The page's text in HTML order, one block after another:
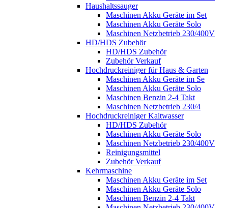
Haushaltssauger
Maschinen Akku Geräte im Set
Maschinen Akku Geräte Solo
Maschinen Netzbetrieb 230/400V
HD/HDS Zubehör
HD/HDS Zubehör
Zubehör Verkauf
Hochdruckreiniger für Haus & Garten
Maschinen Akku Geräte im Se
Maschinen Akku Geräte Solo
Maschinen Benzin 2-4 Takt
Maschinen Netzbetrieb 230/4
Hochdruckreiniger Kaltwasser
HD/HDS Zubehör
Maschinen Akku Geräte Solo
Maschinen Netzbetrieb 230/400V
Reinigungsmittel
Zubehör Verkauf
Kehrmaschine
Maschinen Akku Geräte im Set
Maschinen Akku Geräte Solo
Maschinen Benzin 2-4 Takt